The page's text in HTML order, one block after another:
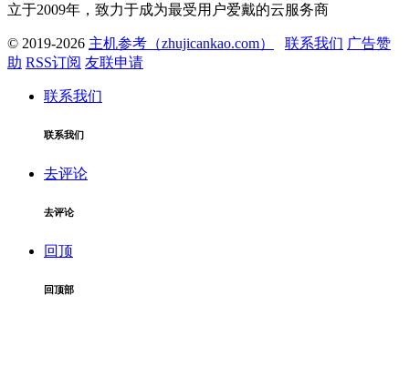
立于2009年，致力于成为最受用户爱戴的云服务商
© 2019-2026 主机参考（zhujicankao.com） 联系我们 广告赞
助 RSS订阅 友联申请
联系我们
联系我们
去评论
去评论
回顶
回顶部